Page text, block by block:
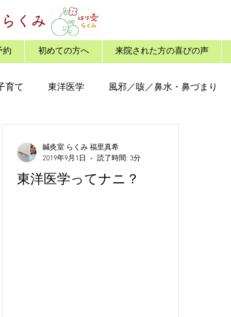
らくみ
約 初めての方へ 来院された方の喜びの声
育て 東洋医学 風邪／咳／鼻水・鼻づまり
おススメ本・番組 漢方
東洋医学ってナニ？
鍼灸室 らくみ 福里真希
2019年9月1日
読了時間: 3分